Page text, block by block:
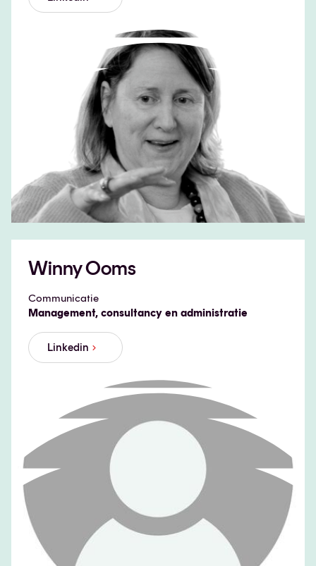
Winny Ooms
Communicatie
Management, consultancy en administratie
Linkedin